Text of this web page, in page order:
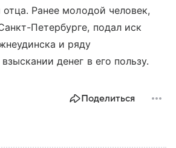
Ранее молодой человек,
Петербурге, подал иск
и ряду
денег в его пользу.
Поделиться